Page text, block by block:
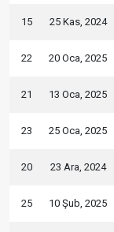
15 25 Kas, 2024
22 20 Oca, 2025
21 13 Oca, 2025
23 25 Oca, 2025
20 23 Ara, 2024
25 10 Şub, 2025